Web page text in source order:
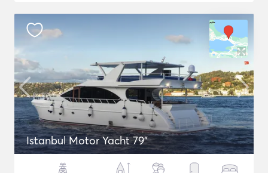
Istanbul Motor Yacht 79"